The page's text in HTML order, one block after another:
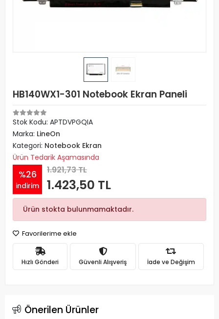
HB140WX1-301 Notebook Ekran Paneli
Stok Kodu: APTDVPGQIA
Marka: LineOn
Kategori: Notebook Ekran
Ürün Tedarik Aşamasında
%26
indirim
1.921,73 TL
1.423,50 TL
Ürün stokta bulunmamaktadır.
Favorilerime ekle
Hızlı Gönderi Güvenli Alışveriş İade ve Değişim
Önerilen Ürünler